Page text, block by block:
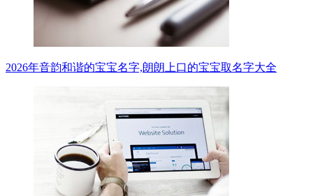
2026年音韵和谐的宝宝名字,朗朗上口的宝宝取名字大全